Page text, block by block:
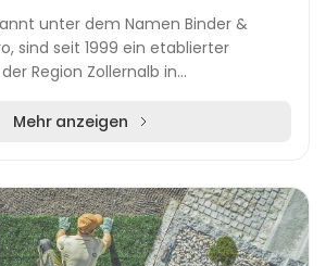
unter dem Namen Binder &
sind seit 1999 ein etablierter
Region Zollernalb in
Mehr anzeigen